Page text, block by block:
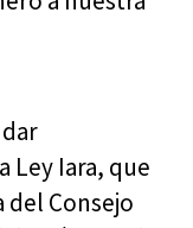
Ley Iara, que
del Consejo